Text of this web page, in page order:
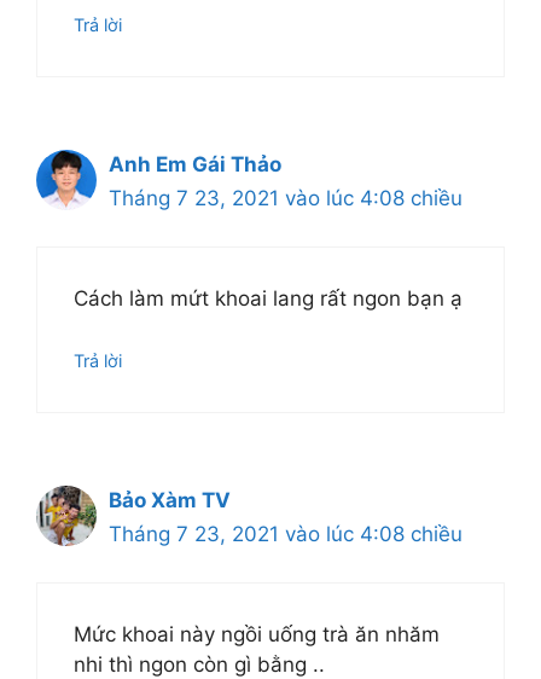
Trả lời
Anh Em Gái Thảo
Tháng 7 23, 2021 vào lúc 4:08 chiều
Cách làm mứt khoai lang rất ngon bạn ạ
Trả lời
Bảo Xàm TV
Tháng 7 23, 2021 vào lúc 4:08 chiều
Mức khoai này ngồi uống trà ăn nhăm
nhi thì ngon còn gì bằng ..